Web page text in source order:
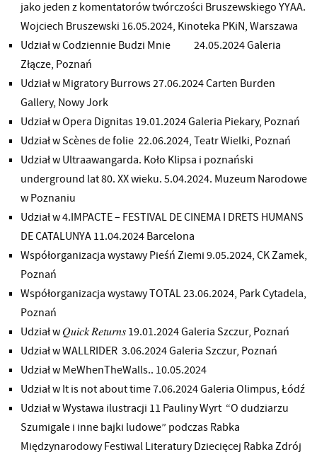
jako jeden z komentatorów twórczości Bruszewskiego YYAA.
Wojciech Bruszewski 16.05.2024, Kinoteka PKiN, Warszawa
Udział w Codziennie Budzi Mnie 24.05.2024 Galeria
Złącze, Poznań
Udział w Migratory Burrows 27.06.2024 Carten Burden
Gallery, Nowy Jork
Udział w Opera Dignitas 19.01.2024 Galeria Piekary, Poznań
Udział w Scènes de folie 22.06.2024, Teatr Wielki, Poznań
Udział w Ultraawangarda. Koło Klipsa i poznański
underground lat 80. XX wieku. 5.04.2024. Muzeum Narodowe
w Poznaniu
Udział w 4.IMPACTE – FESTIVAL DE CINEMA I DRETS HUMANS
DE CATALUNYA 11.04.2024 Barcelona
Współorganizacja wystawy Pieśń Ziemi 9.05.2024, CK Zamek,
Poznań
Współorganizacja wystawy TOTAL 23.06.2024, Park Cytadela,
Poznań
Udział w 𝑄𝑢𝑖𝑐𝑘 𝑅𝑒𝑡𝑢𝑟𝑛𝑠 19.01.2024 Galeria Szczur, Poznań
Udział w WALLRIDER 3.06.2024 Galeria Szczur, Poznań
Udział w MeWhenTheWalls.. 10.05.2024
Udział w It is not about time 7.06.2024 Galeria Olimpus, Łódź
Udział w Wystawa ilustracji 11 Pauliny Wyrt “O dudziarzu
Szumigale i inne bajki ludowe” podczas Rabka
Międzynarodowy Festiwal Literatury Dziecięcej Rabka Zdrój